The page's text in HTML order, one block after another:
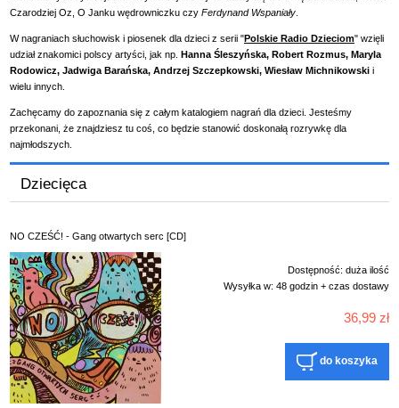
Czarodziej Oz, O Janku wędrowniczku czy Ferdynand Wspaniały
W nagraniach słuchowisk i piosenek dla dzieci z serii "Polskie Radio Dzieciom" wzięli
udział znakomici polscy artyści, jak np. Hanna Śleszyńska, Robert Rozmus, Maryla
Rodowicz, Jadwiga Barańska, Andrzej Szczepkowski, Wiesław Michnikowski i
wielu innych.
Zachęcamy do zapoznania się z całym katalogiem nagrań dla dzieci. Jesteśmy
przekonani, że znajdziesz tu coś, co będzie stanowić doskonałą rozrywkę dla
najmłodszych.
Dziecięca
NO CZEŚĆ! - Gang otwartych serc [CD]
Dostępność: duża ilość
Wysyłka w: 48 godzin + czas dostawy
36,99 zł
do koszyka